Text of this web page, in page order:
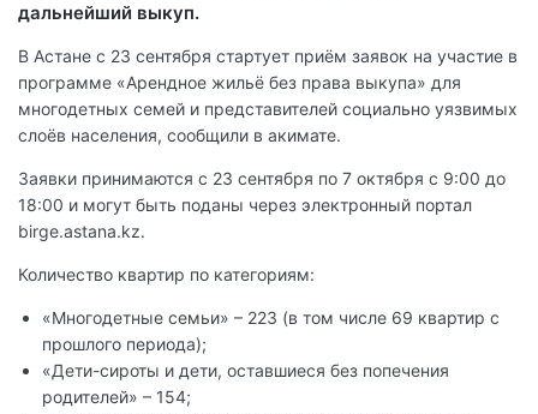
дальнейший выкуп.
В Астане с 23 сентября стартует приём заявок на участие в
программе «Арендное жильё без права выкупа» для
многодетных семей и представителей социально уязвимых
слоёв населения, сообщили в акимате.
Заявки принимаются с 23 сентября по 7 октября с 9:00 до
18:00 и могут быть поданы через электронный портал
birge.astana.kz.
Количество квартир по категориям:
«Многодетные семьи» – 223 (в том числе 69 квартир с
прошлого периода);
«Дети-сироты и дети, оставшиеся без попечения
родителей» – 154;